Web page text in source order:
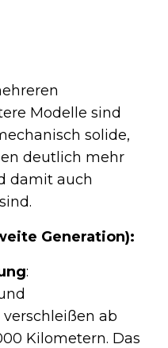
Modelle sind
solide,
deutlich mehr
damit auch
Generation):
:
ab
Kilometern. Das